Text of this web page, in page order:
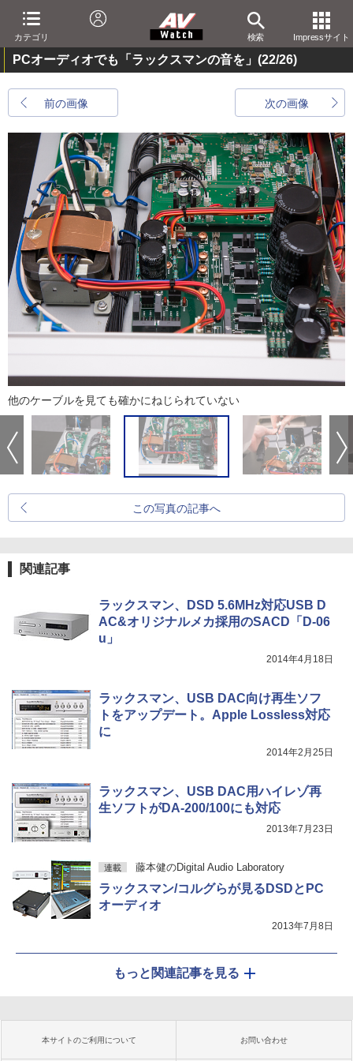
カテゴリ 検索 Impressサイト
PCオーディオでも「ラックスマンの音を」 (22/26)
前の画像 次の画像
他のケーブルを見ても確かにねじられていない
この写真の記事へ
関連記事
ラックスマン、DSD 5.6MHz対応USB D
AC&オリジナルメカ採用のSACD「D-06
u」
2014年4月18日
ラックスマン、USB DAC向け再生ソフ
トをアップデート。Apple Lossless対応
に
2014年2月25日
ラックスマン、USB DAC用ハイレゾ再
生ソフトがDA-200/100にも対応
2013年7月23日
連載 藤本健のDigital Audio Laboratory
ラックスマン/コルグらが見るDSDとPC
オーディオ
2013年7月8日
もっと関連記事を見る
本サイトのご利用について お問い合わせ